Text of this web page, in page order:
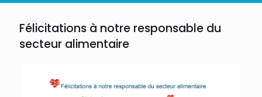
Félicitations à notre responsable du
secteur alimentaire